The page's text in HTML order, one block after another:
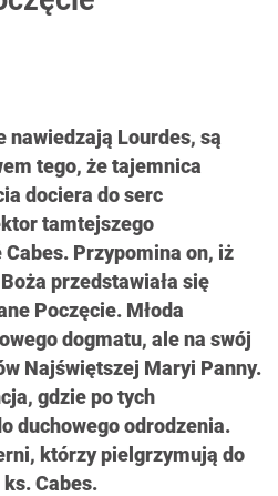
nawiedzają Lourdes, są
tego, że tajemnica
dociera do serc
tamtejszego
Przypomina on, iż
przedstawiała się
Poczęcie. Młoda
dogmatu, ale na swój
Najświętszej Maryi Panny.
gdzie po tych
duchowego odrodzenia.
którzy pielgrzymują do
Cabes.